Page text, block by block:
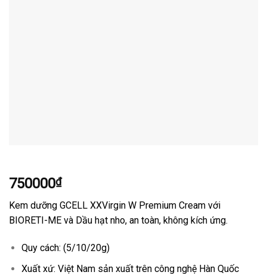
750000₫
Kem dưỡng GCELL XXVirgin W Premium Cream với
BIORETI-ME và Dầu hạt nho, an toàn, không kích ứng.
Quy cách: (5/10/20g)
Xuất xứ: Việt Nam sản xuất trên công nghệ Hàn Quốc